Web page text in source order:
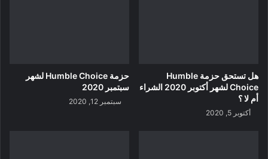
هل تستحق حزمة Humble
Choice لشهر أكتوبر 2020 الشراء
أم لا ؟
أكتوبر 5, 2020
حزمة Humble Choice لشهر
سبتمبر 2020
سبتمبر 12, 2020